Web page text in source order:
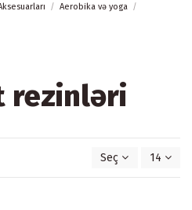
Aerobika və yoga
rezinləri
Seç 14